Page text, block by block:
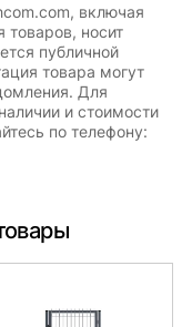
включая
товаров, носит
публичной
товара могут
Для
и стоимости
по телефону: